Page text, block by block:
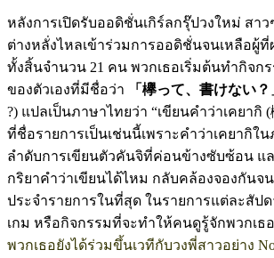
หลังการเปิดรับออดิชั่นเกิร์ลกรุ๊ปวงใหม่ สาว
ต่างหลั่งไหลเข้าร่วมการออดิชั่นจนเหลือผู้ที่
ทั้งสิ้นจำนวน 21 คน พวกเธอเริ่มต้นทำกิจก
ของตัวเองที่มีชื่อว่า
「欅って、書けない？
?) แปลเป็นภาษาไทยว่า “เขียนคำว่าเคยากิ (
ที่ชื่อรายการเป็นเช่นนี้เพราะคำว่าเคยากิ
ลำดับการเขียนตัวคันจิที่ค่อนข้างซับซ้อน แล
กริยาคำว่าเขียนได้ไหม กลับคล้องจองกันจ
ประจำรายการในที่สุด ในรายการแต่ละสัป
เกม หรือกิจกรรมที่จะทำให้คนดูรู้จักพวกเธ
พวกเธอยังได้ร่วมขึ้นเวทีกับวงพี่สาวอย่าง